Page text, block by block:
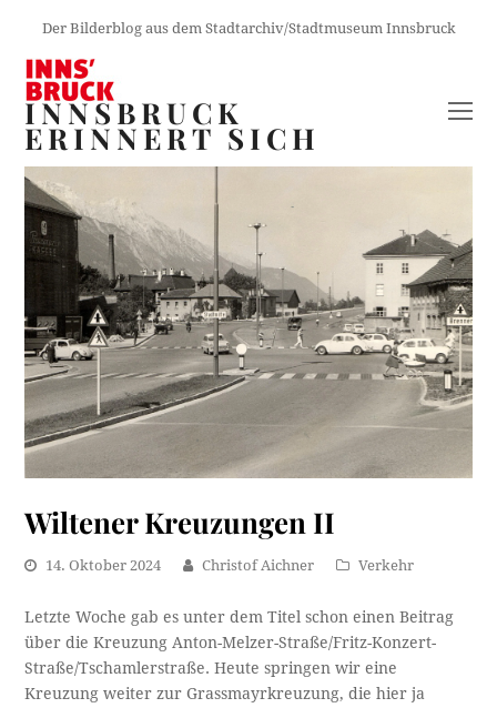
Der Bilderblog aus dem Stadtarchiv/Stadtmuseum Innsbruck
INNSBRUCK
ERINNERT SICH
Wiltener Kreuzungen II
14. Oktober 2024 Christof Aichner Verkehr
Letzte Woche gab es unter dem Titel schon einen Beitrag
über die Kreuzung Anton-Melzer-Straße/Fritz-Konzert-
Straße/Tschamlerstraße. Heute springen wir eine
Kreuzung weiter zur Grassmayrkreuzung, die hier ja